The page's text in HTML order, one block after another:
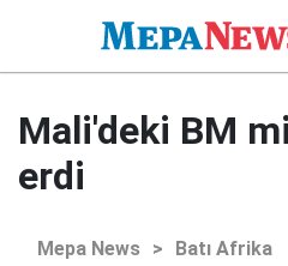
Mali'deki BM
erdi
Mepa News > Batı Afrika